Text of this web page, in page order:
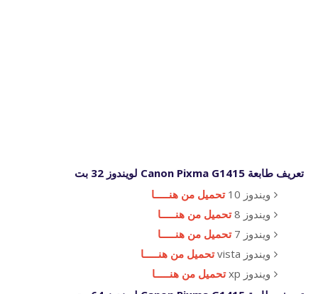
تعريف طابعة Canon Pixma G1415 لويندوز 32 بت
ويندوز 10
تحميل من هنـــــا
ويندوز 8
تحميل من هنـــــا
ويندوز 7
تحميل من هنـــــا
ويندوز vista
تحميل من هنـــــا
ويندوز xp
تحميل من هنـــــا